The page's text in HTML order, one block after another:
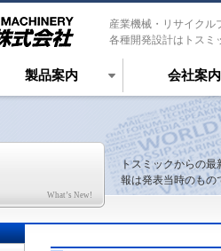
産業機械・リサイクル
各種開発設計はトスミ
製品案内 会社案内
What’s New!
トスミックからの
報は発表当時のもの